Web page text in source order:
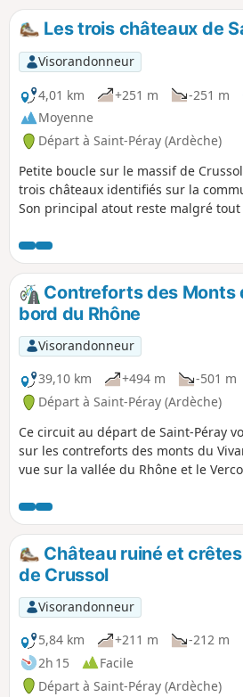
Les trois châteaux de
Visorandonneur
4,01 km
+251 m -251 m
Moyenne
Départ à Saint-Péray (Ardèche)
Petite boucle sur le massif de
trois châteaux identifiés sur la
Son principal atout reste malgré
vallée du Rhône et celle du Château
par le côté Sud. Le circuit demande
mais n'hésitez pas à prévoir le
convenance des sites traversés.
Contreforts des Monts
bord du Rhône
Visorandonneur
39,10 km
+494 m -501 m
Départ à Saint-Péray (Ardèche)
Ce circuit au départ de Saint-Péray
sur les contreforts des monts du
vue sur la vallée du Rhône et le
Viarhona.La partie "montagne"
routes, assez peu fréquentées. La
globalement assez bien aménagée
circulation en dehors de la chaussée
Château ruiné et
de Crussol
Visorandonneur
5,84 km
+211 m
-212 m
2h 15
Facile
Départ à Saint-Péray (Ardèche)